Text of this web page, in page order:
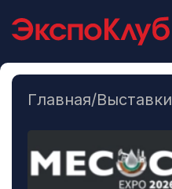
Главная/Выставки